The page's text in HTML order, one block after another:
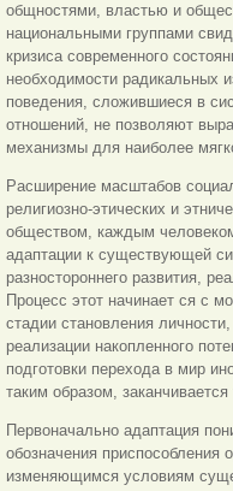
общностями, властью и
национальными группами
кризиса современного
необходимости радикальных
поведения, сложившиеся в
отношений, не позволяют
механизмы для наиболее
Расширение масштабов
религиозно-этических и
обществом, каждым
адаптации к существующей
разностороннего развития,
Процесс этот начинает ся с
стадии становления
реализации накопленного
подготовки перехода в мир
таким образом,
Первоначально адаптация
обозначения приспособления
изменяющимся условиям